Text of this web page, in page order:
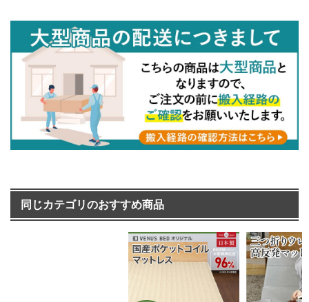
同じカテゴリのおすすめ商品